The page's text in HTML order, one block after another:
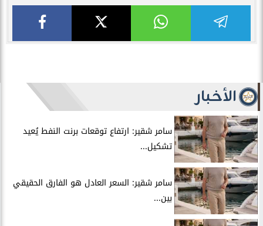
الأخبار
سامر شقير: ارتفاع توقعات برنت النفط يُعيد
تشكيل...
سامر شقير: السعر العادل هو الفارق الحقيقي
بين...